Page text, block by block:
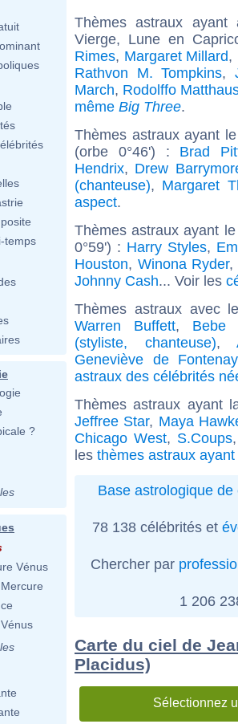
temps
?
Vénus
Thèmes astraux
Vierge, Lune en
Rimes, Margaret Millard,
Rathvon M. Tompkins,
March, Rodolffo
même Big Three.
Thèmes astraux ayant
(orbe 0°46') : Brad
Hendrix, Drew
(chanteuse), Margaret
aspect.
Thèmes astraux ayant
0°59') : Harry Styles,
Houston, Winona Ryder,
Johnny Cash... Voir les
Thèmes astraux avec
Warren Buffett, Bebe
(styliste, chanteuse),
Geneviève de Fontenay
astraux des célébrités
Thèmes astraux ayant
Jeffree Star, Maya
Chicago West, S.Coups
les thèmes astraux
Base astrologique de
78 138 célébrités et
Chercher par
1 206
Carte du ciel de
Placidus)
Sélectionnez